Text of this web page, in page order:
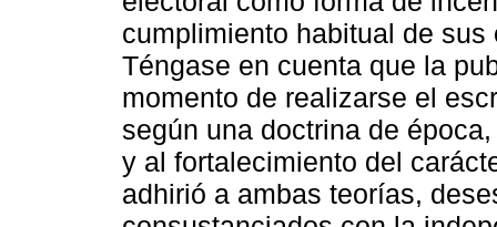
cumplimiento habitual de
Téngase en cuenta que la
momento de realizarse el
según una doctrina de
y al fortalecimiento del
adhirió a ambas teorías,